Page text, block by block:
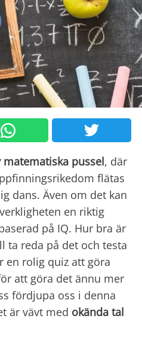
matematiska pussel, där
flätas
dans. Även om det kan
en riktig
på IQ. Hur bra är
ta reda på det och testa
en rolig quiz att göra
att göra det ännu mer
fördjupa oss i denna
är vävt med okända tal